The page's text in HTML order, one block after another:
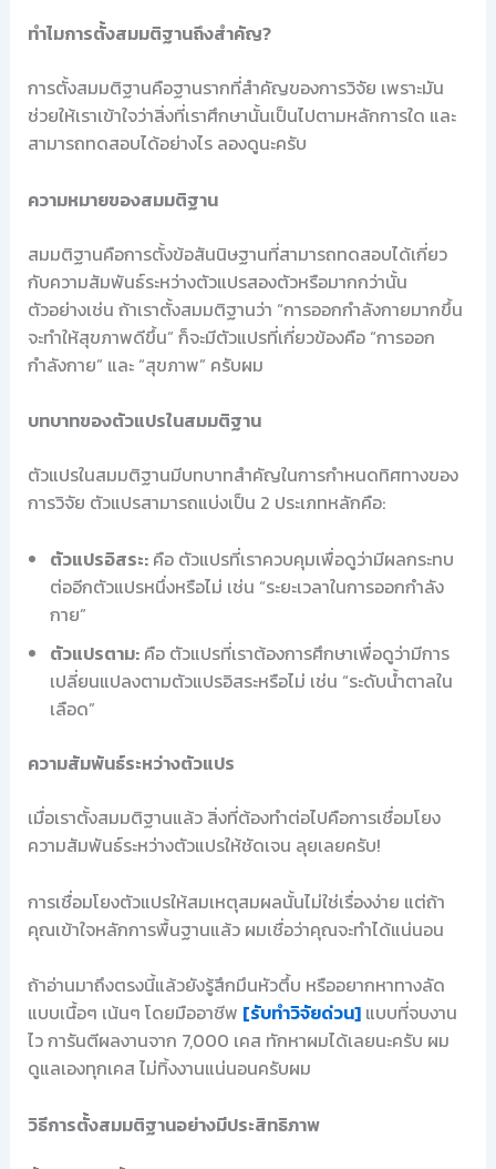
ทำไมการตั้งสมมติฐานถึงสำคัญ?
การตั้งสมมติฐานคือฐานรากที่สำคัญของการวิจัย เพราะมัน
ช่วยให้เราเข้าใจว่าสิ่งที่เราศึกษานั้นเป็นไปตามหลักการใด และ
สามารถทดสอบได้อย่างไร ลองดูนะครับ
ความหมายของสมมติฐาน
สมมติฐานคือการตั้งข้อสันนิษฐานที่สามารถทดสอบได้เกี่ยว
กับความสัมพันธ์ระหว่างตัวแปรสองตัวหรือมากกว่านั้น
ตัวอย่างเช่น ถ้าเราตั้งสมมติฐานว่า “การออกกำลังกายมากขึ้น
จะทำให้สุขภาพดีขึ้น” ก็จะมีตัวแปรที่เกี่ยวข้องคือ “การออก
กำลังกาย” และ “สุขภาพ” ครับผม
บทบาทของตัวแปรในสมมติฐาน
ตัวแปรในสมมติฐานมีบทบาทสำคัญในการกำหนดทิศทางของ
การวิจัย ตัวแปรสามารถแบ่งเป็น 2 ประเภทหลักคือ:
ตัวแปรอิสระ:คือ ตัวแปรที่เราควบคุมเพื่อดูว่ามีผลกระทบ
ต่ออีกตัวแปรหนึ่งหรือไม่ เช่น “ระยะเวลาในการออกกำลัง
กาย”
ตัวแปรตาม:คือ ตัวแปรที่เราต้องการศึกษาเพื่อดูว่ามีการ
เปลี่ยนแปลงตามตัวแปรอิสระหรือไม่ เช่น “ระดับน้ำตาลใน
เลือด”
ความสัมพันธ์ระหว่างตัวแปร
เมื่อเราตั้งสมมติฐานแล้ว สิ่งที่ต้องทำต่อไปคือการเชื่อมโยง
ความสัมพันธ์ระหว่างตัวแปรให้ชัดเจน ลุยเลยครับ!
การเชื่อมโยงตัวแปรให้สมเหตุสมผลนั้นไม่ใช่เรื่องง่าย แต่ถ้า
คุณเข้าใจหลักการพื้นฐานแล้ว ผมเชื่อว่าคุณจะทำได้แน่นอน
ถ้าอ่านมาถึงตรงนี้แล้วยังรู้สึกมึนหัวตึ้บ หรืออยากหาทางลัด
แบบเนื้อๆ เน้นๆ โดยมืออาชีพ [รับทำวิจัยด่วน]แบบที่จบงาน
ไว การันตีผลงานจาก 7,000 เคส ทักหาผมได้เลยนะครับ ผม
ดูแลเองทุกเคส ไม่ทิ้งงานแน่นอนครับผม
วิธีการตั้งสมมติฐานอย่างมีประสิทธิภาพ